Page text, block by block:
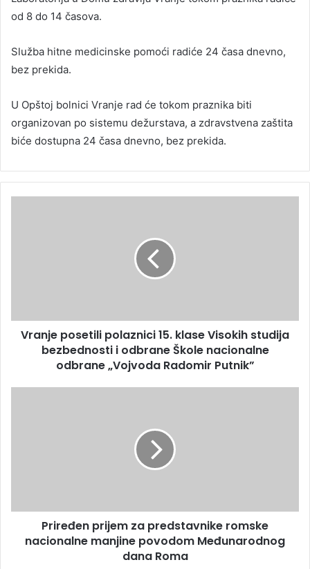
od 8 do 14 časova.
Služba hitne medicinske pomoći radiće 24 časa dnevno,
bez prekida.
U Opštoj bolnici Vranje rad će tokom praznika biti
organizovan po sistemu dežurstava, a zdravstvena zaštita
biće dostupna 24 časa dnevno, bez prekida.
Vranje posetili polaznici 15. klase Visokih studija
bezbednosti i odbrane Škole nacionalne
odbrane „Vojvoda Radomir Putnik”
Priređen prijem za predstavnike romske
nacionalne manjine povodom Međunarodnog
dana Roma